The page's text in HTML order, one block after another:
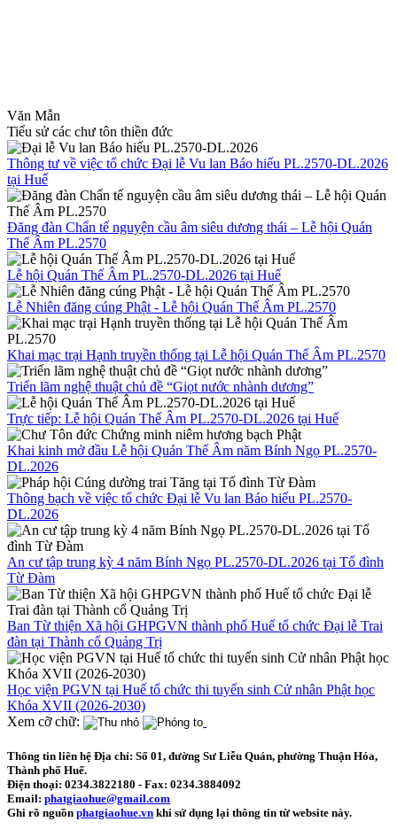
Văn Mẫn
Tiểu sử các chư tôn thiền đức
Thông tư về việc tổ chức Đại lễ Vu lan Báo hiếu PL.2570-DL.2026
tại Huế
Đăng đàn Chẩn tế nguyện cầu âm siêu dương thái – Lễ hội Quán
Thế Âm PL.2570
Lễ hội Quán Thế Âm PL.2570-DL.2026 tại Huế
Lễ Nhiên đăng cúng Phật - Lễ hội Quán Thế Âm PL.2570
Khai mạc trại Hạnh truyền thống tại Lễ hội Quán Thế Âm PL.2570
Triển lãm nghệ thuật chủ đề “Giọt nước nhành dương”
Trực tiếp: Lễ hội Quán Thế Âm PL.2570-DL.2026 tại Huế
Khai kinh mở đầu Lễ hội Quán Thế Âm năm Bính Ngọ PL.2570-
DL.2026
Thông bạch về việc tổ chức Đại lễ Vu lan Báo hiếu PL.2570-
DL.2026
An cư tập trung kỳ 4 năm Bính Ngọ PL.2570-DL.2026 tại Tổ đình
Từ Đàm
Ban Từ thiện Xã hội GHPGVN thành phố Huế tổ chức Đại lễ Trai
đàn tại Thành cổ Quảng Trị
Học viện PGVN tại Huế tổ chức thi tuyển sinh Cử nhân Phật học
Khóa XVII (2026-2030)
Xem cỡ chữ:
Thông tin liên hệ Địa chỉ: Số 01, đường Sư Liễu Quán, phường Thuận Hóa,
Thành phố Huế.
Điện thoại: 0234.3822180 - Fax: 0234.3884092
Email: phatgiaohue@gmail.com
Ghi rõ nguồn phatgiaohue.vn khi sử dụng lại thông tin từ website này.